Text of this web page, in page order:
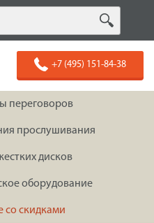
+7 (495) 151-84-38
переговоров
прослушивания
дисков
оборудование
со скидками